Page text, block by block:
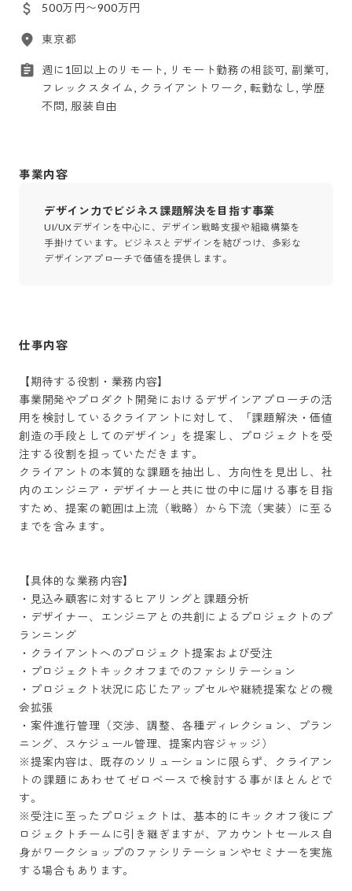
500万円〜900万円
東京都
週に1回以上のリモート, リモート勤務の相談可, 副業可,
フレックスタイム, クライアントワーク, 転勤なし, 学歴
不問, 服装自由
事業内容
デザイン力でビジネス課題解決を目指す事業
UI/UXデザインを中心に、デザイン戦略支援や組織構築を
手掛けています。ビジネスとデザインを結びつけ、多彩な
デザインアプローチで価値を提供します。
仕事内容
【期待する役割・業務内容】
事業開発やプロダクト開発におけるデザインアプローチの活
用を検討しているクライアントに対して、「課題解決・価値
創造の手段としてのデザイン」を提案し、プロジェクトを受
注する役割を担っていただきます。
クライアントの本質的な課題を抽出し、方向性を見出し、社
内のエンジニア・デザイナーと共に世の中に届ける事を目指
すため、提案の範囲は上流（戦略）から下流（実装）に至る
までを含みます。
【具体的な業務内容】
・見込み顧客に対するヒアリングと課題分析
・デザイナー、エンジニアとの共創によるプロジェクトのプ
ランニング
・クライアントへのプロジェクト提案および受注
・プロジェクトキックオフまでのファシリテーション
・プロジェクト状況に応じたアップセルや継続提案などの機
会拡張
・案件進行管理（交渉、調整、各種ディレクション、プラン
ニング、スケジュール管理、提案内容ジャッジ）
※提案内容は、既存のソリューションに限らず、クライアン
トの課題にあわせてゼロベースで検討する事がほとんどで
す。
※受注に至ったプロジェクトは、基本的にキックオフ後にプ
ロジェクトチームに引き継ぎますが、アカウントセールス自
身がワークショップのファシリテーションやセミナーを実施
する場合もあります。